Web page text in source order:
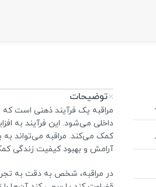
توضیحات
مراقبه یک فرآیند ذهنی است
داخلی می‌شود. این فرآیند به
کمک می‌کند. مراقبه می‌تواند
آرامش و بهبود کیفیت زندگی
در مراقبه، شخص به دقت به